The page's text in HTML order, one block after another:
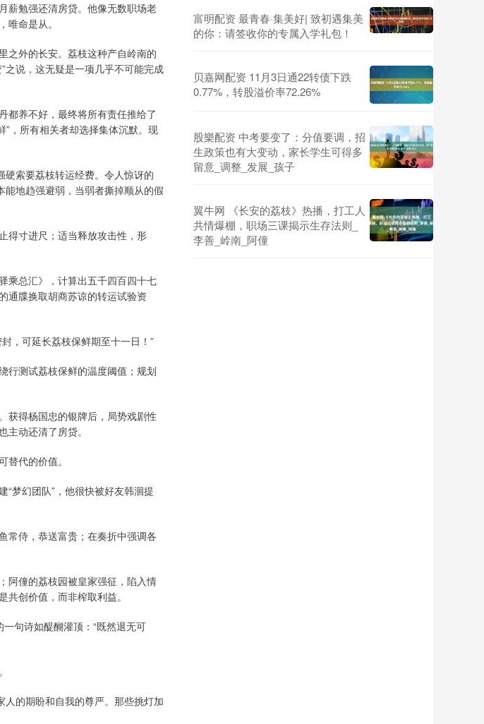
薪勉强还清房贷。他像无数职场老
命是从。
外的长安。荔枝这种产自岭南的
之说，这无疑是一项几乎不可能完成
都养不好，最终将所有责任推给了
”，所有相关者却选择集体沉默。现
硬索要荔枝转运经费。令人惊讶的
能地趋强避弱，当弱者撕掉顺从的假
得寸进尺；适当释放攻击性，形
乘总汇》，计算出五千四百四十七
通牒换取胡商苏谅的转运试验资
，可延长荔枝保鲜期至十一日！”
行测试荔枝保鲜的温度阈值；规划
获得杨国忠的银牌后，局势戏剧性
动还清了房贷。
代的价值。
梦幻团队”，他很快被好友韩洄提
常侍，恭送富贵；在奏折中强调各
阿僮的荔枝园被皇家强征，陷入情
创价值，而非榨取利益。
句诗如醍醐灌顶：“既然退无可
人的期盼和自我的尊严。那些挑灯加
富明配资 最青春·集美好| 致初遇集美
的你：请签收你的专属入学礼包！
贝嘉网配资 11月3日通22转债下跌
0.77%，转股溢价率72.26%
股樂配资 中考要变了：分值要调，招
生政策也有大变动，家长学生可得多
留意_调整_发展_孩子
翼牛网 《长安的荔枝》热播，打工人
共情爆棚，职场三课揭示生存法则_
李善_岭南_阿僮